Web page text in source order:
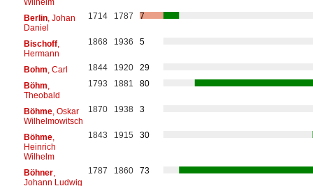
Berlin, Johan
Daniel
1714 1787 7
Bischoff,
Hermann
1868 1936 5
Bohm , Carl 1844 1920
29
Böhm
Theobald
1793 1881 80
Böhme, Oskar
Wilhelmowitsch
1870 1938 3
Böhme,
Heinrich
Wilhelm
1843 1915 30
Böhner,
Johann Ludwig
1787 1860 73